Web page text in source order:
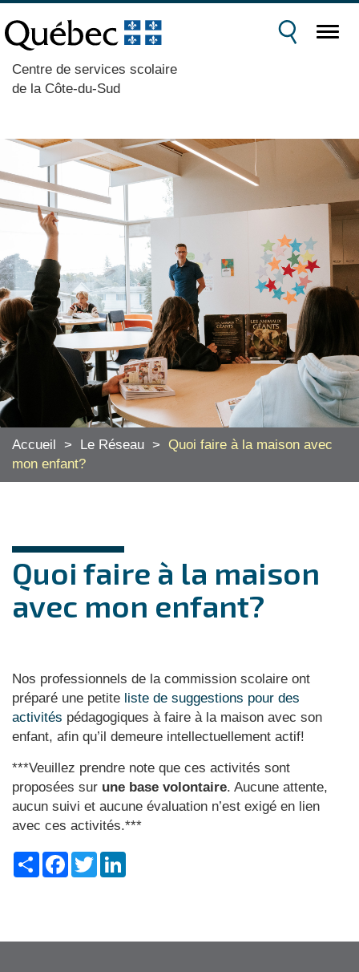
Centre de services scolaire
de la Côte-du-Sud
Accueil > Le Réseau >
Quoi faire à la maison avec
mon enfant?
Quoi faire à la maison
avec mon enfant?
Nos professionnels de la commission scolaire ont
préparé une petite liste de suggestions pour des
activités pédagogiques à faire à la maison avec son
enfant, afin qu’il demeure intellectuellement actif!
***Veuillez prendre note que ces activités sont
proposées sur une base volontaire. Aucune attente,
aucun suivi et aucune évaluation n’est exigé en lien
avec ces activités.***
ShareFacebook
Twitter